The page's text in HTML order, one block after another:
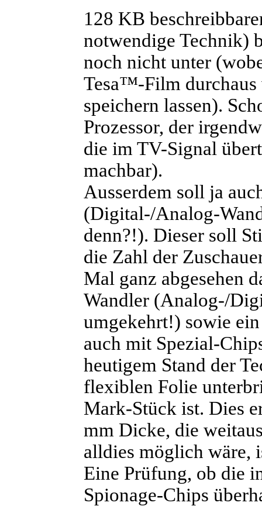
128 KB
notwendige Technik)
noch nicht unter
Tesa™-Film
speichern lassen).
Prozessor, der
die im TV-Signal
machbar).
Ausserdem soll ja
(Digital-/Analog-
denn?!). Dieser soll
die Zahl der
Mal ganz abgesehen
Wandler (Analog-/
umgekehrt!) sowie
auch mit Spezial-
heutigem Stand der
flexiblen Folie
Mark-Stück ist. Dies
mm Dicke, die
alldies möglich wäre,
Eine Prüfung, ob die
Spionage-Chips